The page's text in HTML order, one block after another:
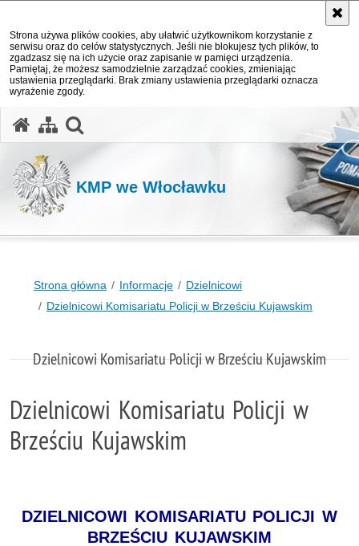
Strona używa plików cookies, aby ułatwić użytkownikom korzystanie z
serwisu oraz do celów statystycznych. Jeśli nie blokujesz tych plików, to
zgadzasz się na ich użycie oraz zapisanie w pamięci urządzenia.
Pamiętaj, że możesz samodzielnie zarządzać cookies, zmieniając
ustawienia przeglądarki. Brak zmiany ustawienia przeglądarki oznacza
wyrażenie zgody.
KMP we Włocławku
Strona główna Informacje
Dzielnicowi
Dzielnicowi Komisariatu Policji w Brześciu Kujawskim
Dzielnicowi Komisariatu Policji w Brześciu Kujawskim
Dzielnicowi Komisariatu Policji w
Brześciu Kujawskim
DZIELNICOWI KOMISARIATU POLICJI W
BRZEŚCIU KUJAWSKIM